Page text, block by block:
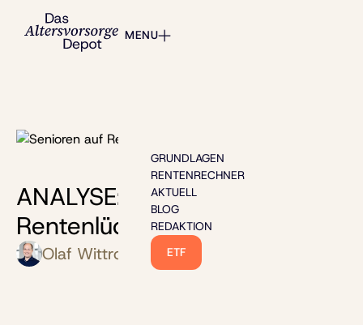
GRUNDLAGEN
RENTENRECHNER
AKTUELL
BLOG
REDAKTION
ETF
MENU
ANALYSE: Studie deckt neue
Rentenlücken auf
Olaf Wittrock
Bild: Halfpoint - stock.adobe.com